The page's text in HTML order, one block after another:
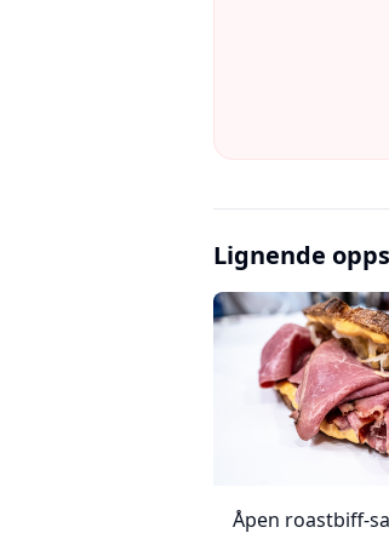
Lignende
Åpen roastbiff-